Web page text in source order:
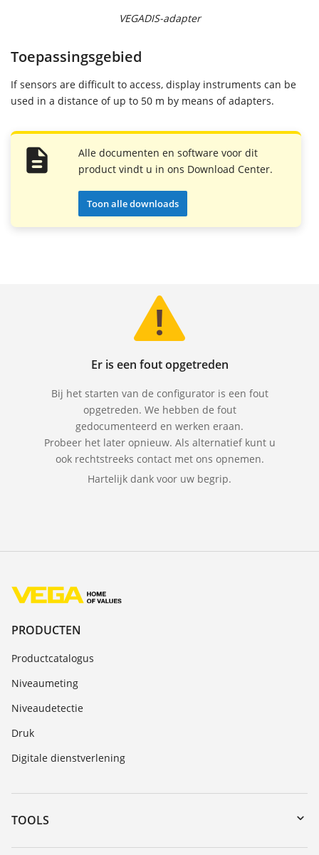
VEGADIS-adapter
Toepassingsgebied
If sensors are difficult to access, display instruments can be
used in a distance of up to 50 m by means of adapters.
Alle documenten en software voor dit
product vindt u in ons Download Center.
Toon alle downloads
Er is een fout opgetreden
Bij het starten van de configurator is een fout
opgetreden. We hebben de fout
gedocumenteerd en werken eraan.
Probeer het later opnieuw. Als alternatief kunt u
ook rechtstreeks contact met ons opnemen.
Hartelijk dank voor uw begrip.
PRODUCTEN
Productcatalogus
Niveaumeting
Niveaudetectie
Druk
Digitale dienstverlening
TOOLS
myVEGA